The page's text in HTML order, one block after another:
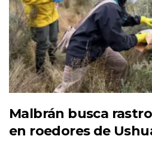
Malbrán busca
en roedores de